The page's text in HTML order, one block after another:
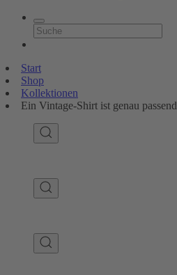
Start
Shop
Kollektionen
Ein Vintage-Shirt ist genau passend